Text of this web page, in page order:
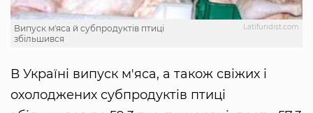
Latifundist.com
Випуск м'яса й субпродуктів птиці
збільшився
В Україні випуск м'яса, а також свіжих і
охолоджених субпродуктів птиці